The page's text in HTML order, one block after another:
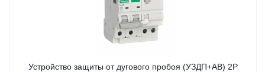
Устройство защиты от дугового пробоя (УЗДП+АВ) 2P